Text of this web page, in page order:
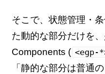
そこで、状態管理・
た動的な部分だけを
Components ( <egp-
「静的な部分は普通